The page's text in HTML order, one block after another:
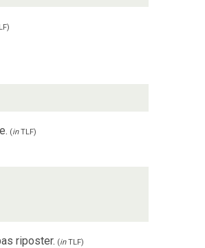
)
(inTLF)
riposter. (inTLF)